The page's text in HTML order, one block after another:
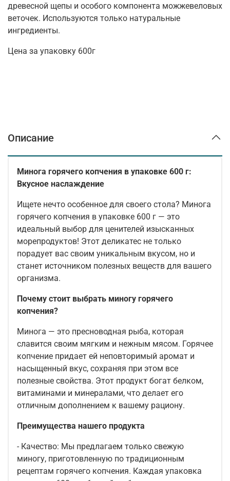
древесной щепы и особого компонента можжевеловых
веточек. Используются только натуральные
ингредиенты.
Цена за упаковку 600г
Описание
Минога горячего копчения в упаковке 600 г:
Вкусное наслаждение
Ищете нечто особенное для своего стола? Минога
горячего копчения в упаковке 600 г — это
идеальный выбор для ценителей изысканных
морепродуктов! Этот деликатес не только
порадует вас своим уникальным вкусом, но и
станет источником полезных веществ для вашего
организма.
Почему стоит выбрать миногу горячего
копчения?
Минога — это пресноводная рыба, которая
славится своим мягким и нежным мясом. Горячее
копчение придает ей неповторимый аромат и
насыщенный вкус, сохраняя при этом все
полезные свойства. Этот продукт богат белком,
витаминами и минералами, что делает его
отличным дополнением к вашему рациону.
Преимущества нашего продукта
- Качество: Мы предлагаем только свежую
миногу, приготовленную по традиционным
рецептам горячего копчения. Каждая упаковка